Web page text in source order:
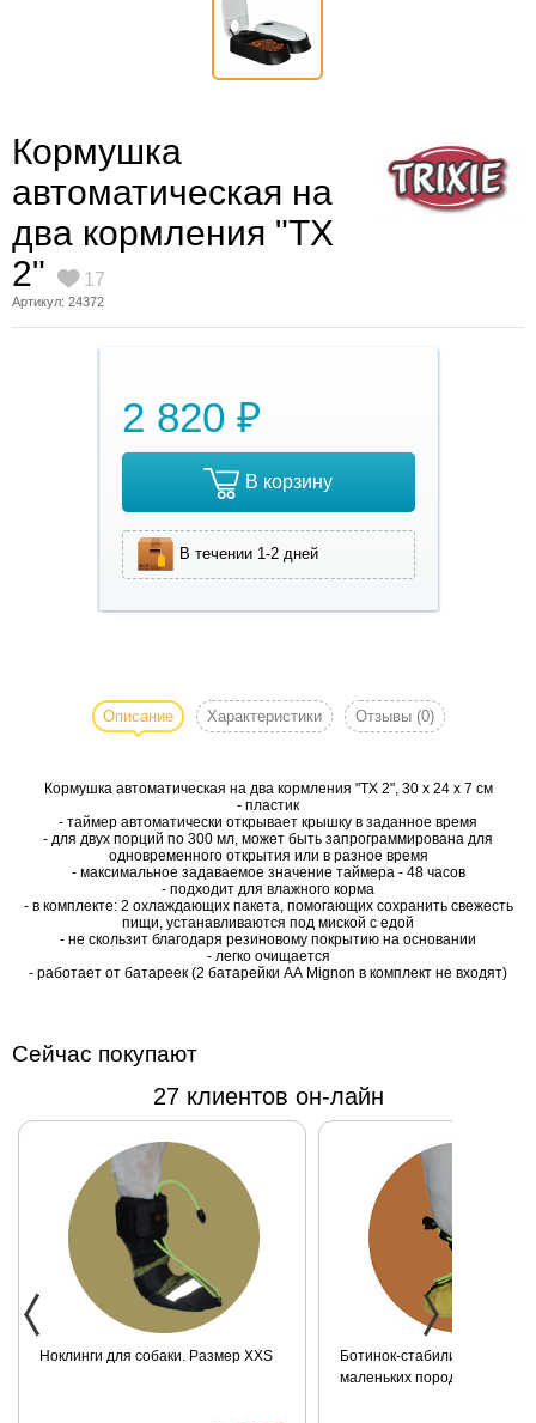
Кормушка
автоматическая на
два кормления "TX
2"
17
Артикул: 24372
2 820 ₽
В корзину
В течении 1-2 дней
кормления "TX
Описание Характеристики Отзывы (0)
Кормушка автоматическая на два кормления "TX 2", 30 х 24 х 7 см
- пластик
- таймер автоматически открывает крышку в заданное время
- для двух порций по 300 мл, может быть запрограммирована для
одновременного открытия или в разное время
- максимальное задаваемое значение таймера - 48 часов
- подходит для влажного корма
- в комплекте: 2 охлаждающих пакета, помогающих сохранить свежесть
пищи, устанавливаются под миской с едой
- не скользит благодаря резиновому покрытию на основании
- легко очищается
- работает от батареек (2 батарейки АА Mignon в комплект не входят)
Сейчас покупают
27 клиентов он-лайн
Ноклинги для собаки. Размер XXS
Ботинок-стабилизатор для
маленьких пород для